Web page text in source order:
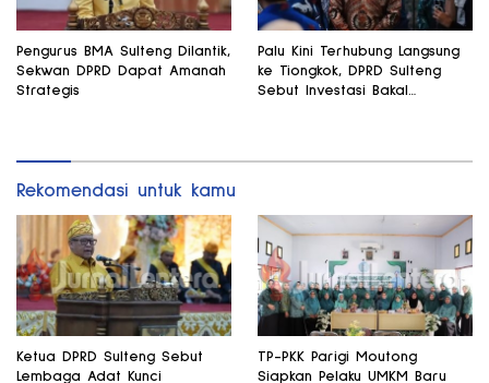
Pengurus BMA Sulteng Dilantik,
Sekwan DPRD Dapat Amanah
Strategis
Palu Kini Terhubung Langsung
ke Tiongkok, DPRD Sulteng
Sebut Investasi Bakal
Rekomendasi untuk kamu
Ketua DPRD Sulteng Sebut
Lembaga Adat Kunci
TP-PKK Parigi Moutong
Siapkan Pelaku UMKM Baru